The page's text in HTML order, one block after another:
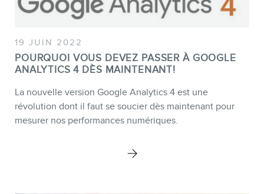
19 JUIN 2022
POURQUOI VOUS DEVEZ PASSER À GOOGLE
ANALYTICS 4 DÈS MAINTENANT!
La nouvelle version Google Analytics 4 est une
révolution dont il faut se soucier dès maintenant pour
mesurer nos performances numériques.